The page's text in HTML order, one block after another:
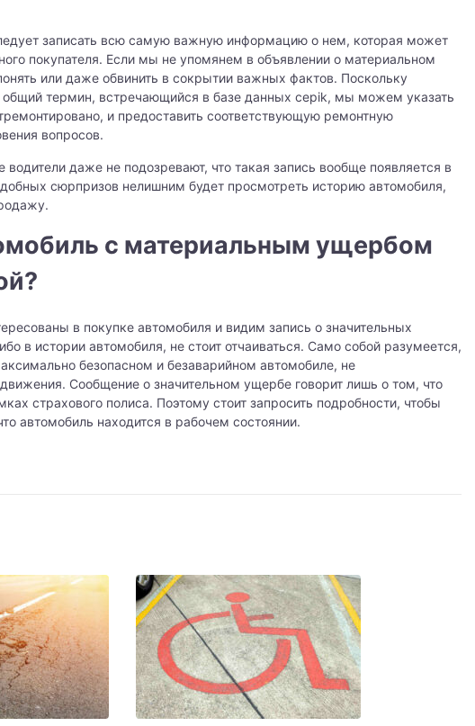
записать всю самую важную информацию о нем, которая может
покупателя. Если мы не упомянем в объявлении о материальном
или даже обвинить в сокрытии важных фактов. Поскольку
термин, встречающийся в базе данных cepik, мы можем указать
и предоставить соответствующую ремонтную
вопросов.
даже не подозревают, что такая запись вообще появляется в
сюрпризов нелишним будет просмотреть историю автомобиля,
с материальным ущербом
в покупке автомобиля и видим запись о значительных
в истории автомобиля, не стоит отчаиваться. Само собой разумеется,
безопасном и безаварийном автомобиле, не
Сообщение о значительном ущербе говорит лишь о том, что
страхового полиса. Поэтому стоит запросить подробности, чтобы
автомобиль находится в рабочем состоянии.